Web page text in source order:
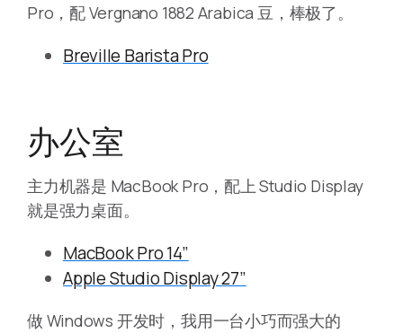
Pro，配 Vergnano 1882 Arabica 豆，棒极了。
Breville Barista Pro
办公室
主力机器是 MacBook Pro，配上 Studio Display
就是强力桌面。
MacBook Pro 14”
Apple Studio Display 27”
做 Windows 开发时，我用一台小巧而强大的